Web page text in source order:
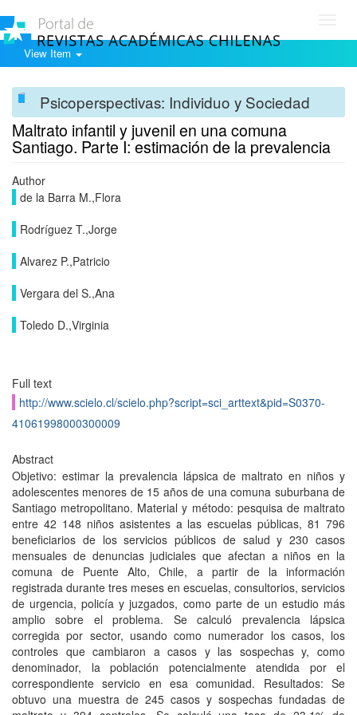
View Item
Psicoperspectivas: Individuo y Sociedad
Maltrato infantil y juvenil en una comuna
Santiago. Parte I: estimación de la prevalencia
Author
de la Barra M.,Flora
Rodríguez T.,Jorge
Alvarez P.,Patricio
Vergara del S.,Ana
Toledo D.,Virginia
Full text
http://www.scielo.cl/scielo.php?script=sci_arttext&pid=S0370-
41061998000300009
Abstract
Objetivo: estimar la prevalencia lápsica de maltrato en niños y
adolescentes menores de 15 años de una comuna suburbana de
Santiago metropolitano. Material y método: pesquisa de maltrato
entre 42 148 niños asistentes a las escuelas públicas, 81 796
beneficiarios de los servicios públicos de salud y 230 casos
mensuales de denuncias judiciales que afectan a niños en la
comuna de Puente Alto, Chile, a partir de la información
registrada durante tres meses en escuelas, consultorios, servicios
de urgencia, policía y juzgados, como parte de un estudio más
amplio sobre el problema. Se calculó prevalencia lápsica
corregida por sector, usando como numerador los casos, los
controles que cambiaron a casos y las sospechas y, como
denominador, la población potencialmente atendida por el
correspondiente servicio en esa comunidad. Resultados: Se
obtuvo una muestra de 245 casos y sospechas fundadas de